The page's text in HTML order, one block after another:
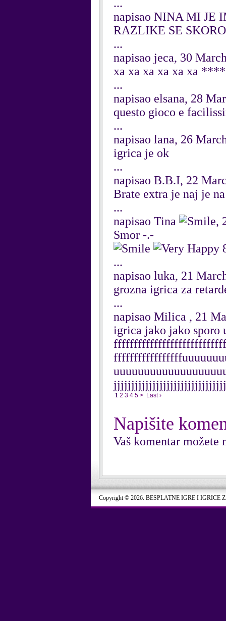
...
napisao NINA MI JE
RAZLIKE SE
...
napisao jeca, 30
xa xa xa xa xa xa
...
napisao elsana, 28
questo gioco e
...
napisao lana, 26
igrica je ok
...
napisao B.B.I, 22
Brate extra je naj je
...
napisao Tina
,
Smor -.-
...
napisao luka, 21
grozna igrica za
...
napisao Milica , 21
igrica jako jako sporo
1 2 3 4 5 > Last ›
Napišite
Vaš komentar možete
Copyright © 2026. BESPLATNE IGRE I IGRICE